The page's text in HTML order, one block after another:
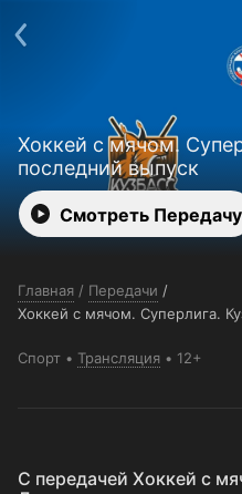
Хоккей с мячом.
последний выпуск
Смотреть Передачу
Главная / Передачи /
Спорт Трансляция 12+
C передачей Хоккей с
Политика
Открыть приложение
Установить на ТВ